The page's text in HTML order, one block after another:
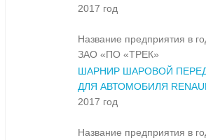
2017 год
Название предприятия в
ЗАО «ПО «ТРЕК»
ШАРНИР ШАРОВОЙ
ДЛЯ АВТОМОБИЛЯ
2017 год
Название предприятия в